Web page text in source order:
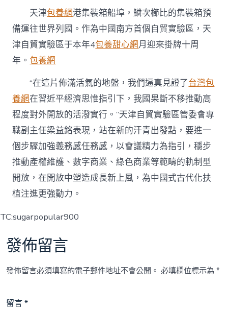
天津包養網港集裝箱船埠，鱗次櫛比的集裝箱預
備運往世界列國。作為中國南方首個自貿實驗區，天
津自貿實驗區于本年4包養甜心網月迎來掛牌十周
年。包養網
“在這片佈滿活氣的地盤，我們逼真見證了台灣包
養網在習近平經濟思惟指引下，我國果斷不移推動高
程度對外開放的活潑實行。”天津自貿實驗區管委會專
職副主任梁益銘表現，站在新的汗青出發點，要進一
個步驟加強義務感任務感，以會議精力為指引，穩步
推動產權維護、數字商業、綠色商業等範疇的軌制型
開放，在開放中塑造成長新上風，為中國式古代化扶
植注進更強動力。
TC:sugarpopular900
發佈留言
發佈留言必須填寫的電子郵件地址不會公開。 必填欄位標示為*
留言*